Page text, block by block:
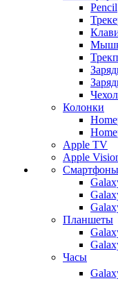
Pencil
Колонки
Apple TV
Apple
Смартфоны
Планшеты
Часы